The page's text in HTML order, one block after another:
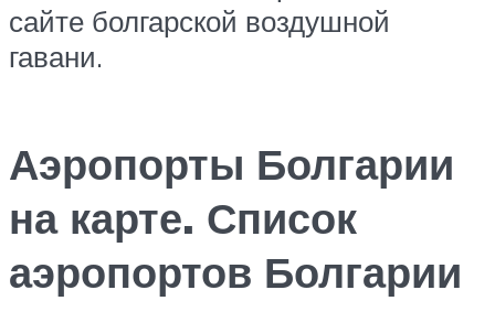
сайте болгарской воздушной
гавани.
Аэропорты Болгарии
на карте. Список
аэропортов Болгарии